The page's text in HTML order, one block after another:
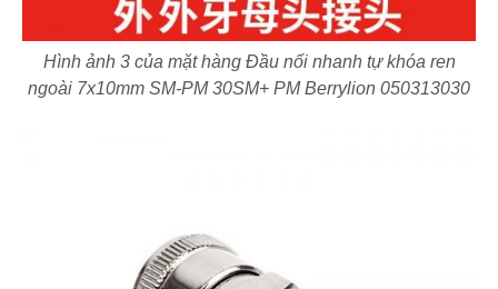
Hình ảnh 3 của mặt hàng Đầu nối nhanh tự khóa ren
ngoài 7x10mm SM-PM 30SM+ PM Berrylion 050313030